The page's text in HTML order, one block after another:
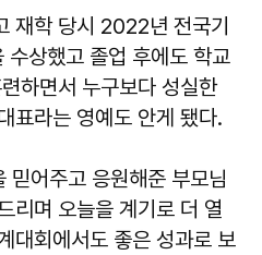
재학 당시 2022년 전국기
수상했고 졸업 후에도 학교
하면서 누구보다 성실한
표라는 영예도 안게 됐다.
믿어주고 응원해준 부모님
리며 오늘을 계기로 더 열
대회에서도 좋은 성과로 보